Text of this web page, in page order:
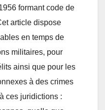
formant code de
article dispose
en temps de
militaires, pour
ainsi que pour les
à des crimes
ces juridictions :